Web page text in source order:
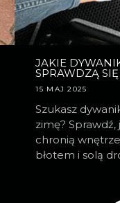
JAKIE
SPRAWDZĄ
15 MAJ 2025
Szukasz
zimę?
chronią
błotem i solą